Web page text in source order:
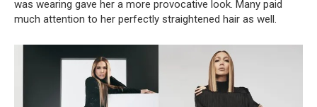
was wearing gave her a more provocative look. Many paid
much attention to her perfectly straightened hair as well.